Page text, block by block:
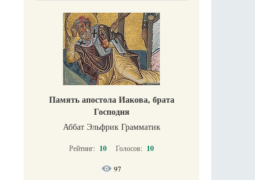
Память апостола Иакова, брата
Господня
Аббат Эльфрик Грамматик
Рейтинг: 10 Голосов: 10
97